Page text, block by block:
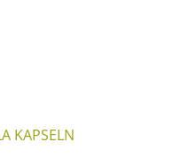
KAPSELN